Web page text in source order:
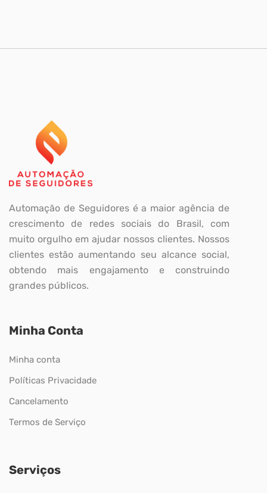
Automação de Seguidores é a maior agência de
crescimento de redes sociais do Brasil, com
muito orgulho em ajudar nossos clientes. Nossos
clientes estão aumentando seu alcance social,
obtendo mais engajamento e construindo
grandes públicos.
Minha Conta
Minha conta
Políticas Privacidade
Cancelamento
Termos de Serviço
Serviços